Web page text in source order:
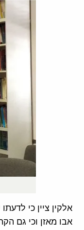
אלקין ציין כי
אבו מאזן וכי גם